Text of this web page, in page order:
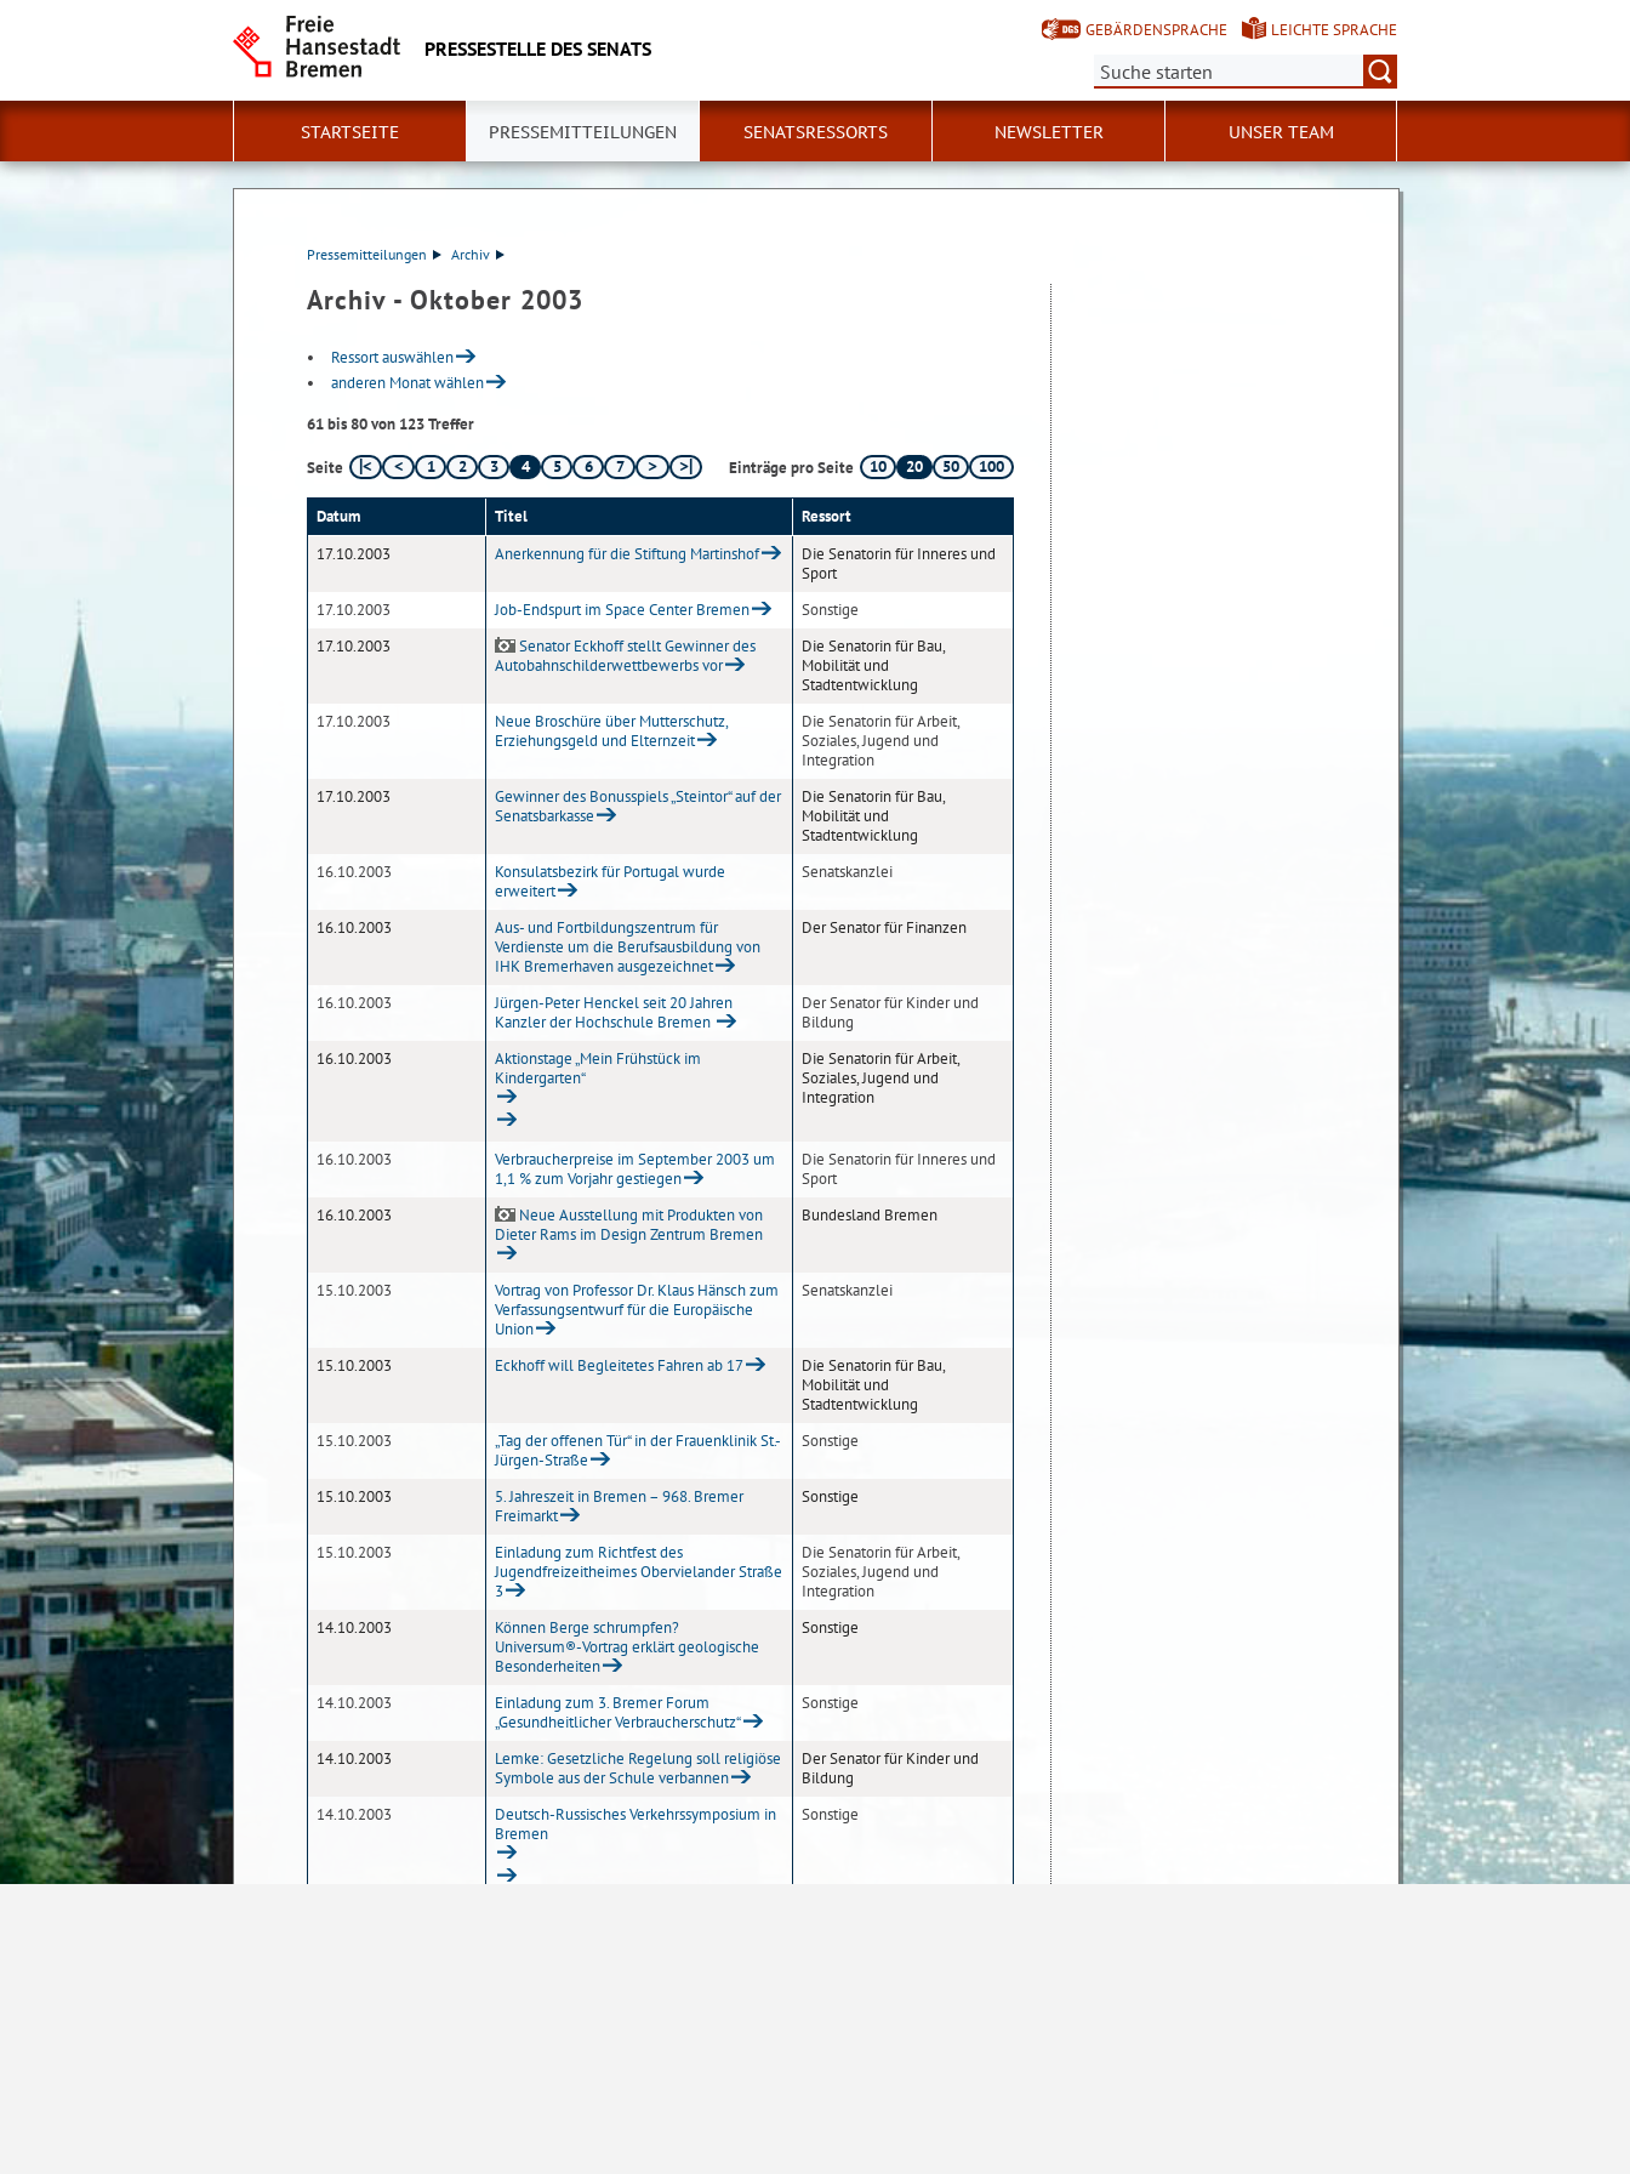
PRESSESTELLE DES SENATS
GEBÄRDENSPRACHE
LEICHTE SPRACHE
Suche:
STARTSEITE PRESSEMITTEILUNGEN SENATSRESSORTS NEWSLETTER UNSER TEAM
Pressemitteilungen Archiv
Archiv - Oktober 2003
Ressort auswählen
anderen Monat wählen
61 bis 80 von 123 Treffer
Seite 1 2 3 4 5 6 7 Einträge pro Seite 10 20 50 100
Datum Titel
Ressort
17.10.2003
Anerkennung für die Stiftung Martinshof
Die Senatorin für Inneres und
Sport
17.10.2003
Job-Endspurt im Space Center Bremen
Sonstige
17.10.2003
Senator Eckhoff stellt Gewinner des
Autobahnschilderwettbewerbs vor
Die Senatorin für Bau,
Mobilität und
Stadtentwicklung
17.10.2003
Neue Broschüre über Mutterschutz,
Erziehungsgeld und Elternzeit
Die Senatorin für Arbeit,
Soziales, Jugend und
Integration
17.10.2003
Gewinner des Bonusspiels „Steintor“ auf der
Senatsbarkasse
Die Senatorin für Bau,
Mobilität und
Stadtentwicklung
16.10.2003
Konsulatsbezirk für Portugal wurde
erweitert
Senatskanzlei
16.10.2003
Aus- und Fortbildungszentrum für
Verdienste um die Berufsausbildung von
IHK Bremerhaven ausgezeichnet
Der Senator für Finanzen
16.10.2003
Jürgen-Peter Henckel seit 20 Jahren
Kanzler der Hochschule Bremen
Der Senator für Kinder und
Bildung
16.10.2003
Aktionstage „Mein Frühstück im
Kindergarten“
Die Senatorin für Arbeit,
Soziales, Jugend und
Integration
16.10.2003
Verbraucherpreise im September 2003 um
1,1 % zum Vorjahr gestiegen
Die Senatorin für Inneres und
Sport
16.10.2003
Neue Ausstellung mit Produkten von
Dieter Rams im Design Zentrum Bremen
Bundesland Bremen
15.10.2003
Vortrag von Professor Dr. Klaus Hänsch zum
Verfassungsentwurf für die Europäische
Union
Senatskanzlei
15.10.2003 Eckhoff will Begleitetes Fahren ab 17
Die Senatorin für Bau,
Mobilität und
Stadtentwicklung
15.10.2003
„Tag der offenen Tür“ in der Frauenklinik St.-
Jürgen-Straße
Sonstige
15.10.2003
5. Jahreszeit in Bremen – 968. Bremer
Freimarkt
Sonstige
15.10.2003
Einladung zum Richtfest des
Jugendfreizeitheimes Obervielander Straße
3
Die Senatorin für Arbeit,
Soziales, Jugend und
Integration
14.10.2003
Können Berge schrumpfen?
Universum®-Vortrag erklärt geologische
Besonderheiten
Sonstige
14.10.2003
Einladung zum 3. Bremer Forum
„Gesundheitlicher Verbraucherschutz“
Sonstige
14.10.2003
Lemke: Gesetzliche Regelung soll religiöse
Symbole aus der Schule verbannen
Der Senator für Kinder und
Bildung
14.10.2003
Deutsch-Russisches Verkehrssymposium in
Bremen
Sonstige